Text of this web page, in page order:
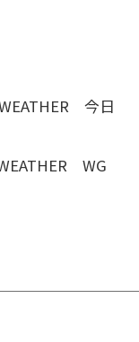
今日
WG